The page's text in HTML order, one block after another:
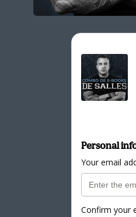
Personal
Your email
Confirm your